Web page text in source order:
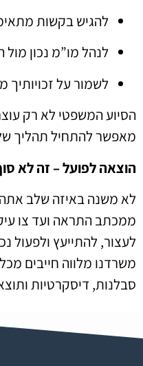
להגיש בקשות
לנהל מו”מ נכון מול
לשמור על
הסיוע המשפטי לא רק
מאפשר להתחיל תהליך
הוצאה לפועל – זה לא
לא משנה באיזה שלב
ממכתב התראה ועד צו
לעצור, להתייעץ ולפעול
משרדנו מלווה חייבים
סבלנות, דיסקרטיות